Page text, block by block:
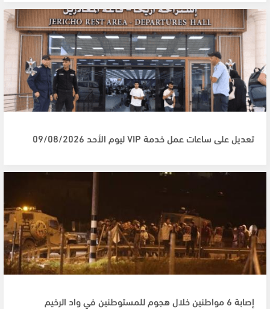
تعديل على ساعات عمل خدمة VIP ليوم الأحد 09/08/2026
إصابة 6 مواطنين خلال هجوم للمستوطنين في واد الرخيم